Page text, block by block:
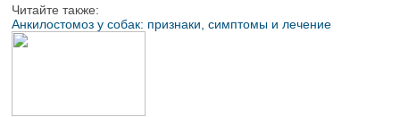
Читайте также:
Анкилостомоз у собак: признаки, симптомы и лечение